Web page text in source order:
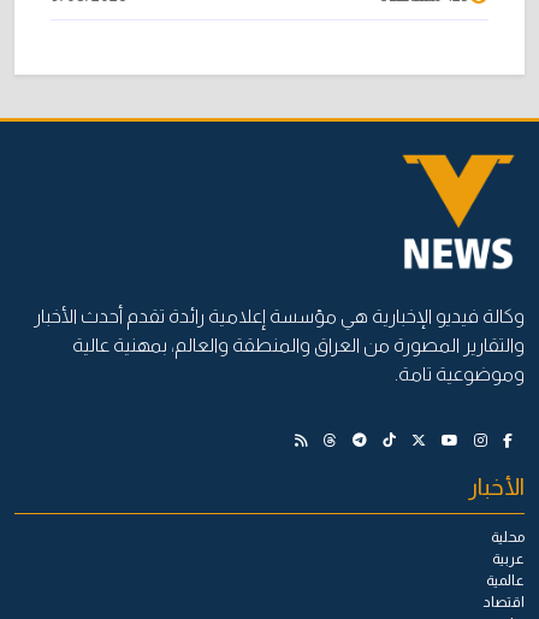
وكالة فيديو الإخبارية هي مؤسسة إعلامية رائدة تقدم أحدث الأخبار
والتقارير المصورة من العراق والمنطقة والعالم، بمهنية عالية
وموضوعية تامة.
الأخبار
محلية
عربية
عالمية
اقتصاد